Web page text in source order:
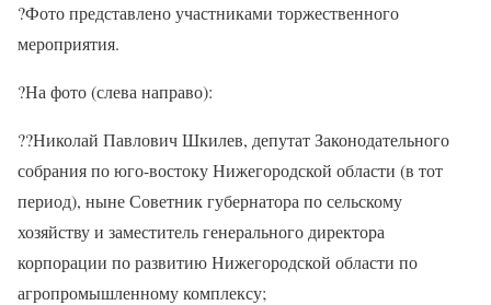
?Фото представлено участниками торжественного
мероприятия.
?На фото (слева направо):
??Николай Павлович Шкилев, депутат Законодательного
собрания по юго-востоку Нижегородской области (в тот
период), ныне Советник губернатора по сельскому
хозяйству и заместитель генерального директора
корпорации по развитию Нижегородской области по
агропромышленному комплексу;